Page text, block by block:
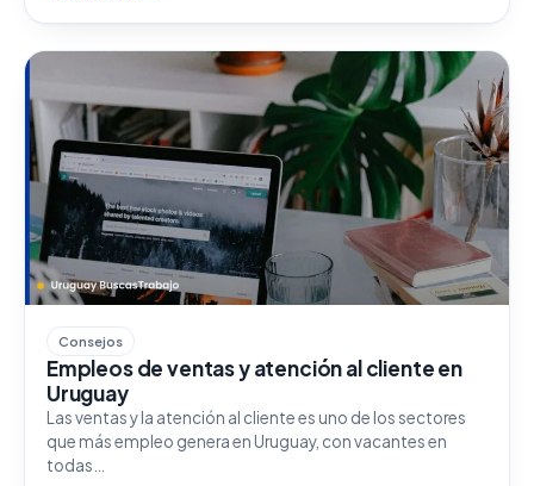
Consejos
Empleos de ventas y atención al cliente en
Uruguay
Las ventas y la atención al cliente es uno de los sectores
que más empleo genera en Uruguay, con vacantes en
todas…